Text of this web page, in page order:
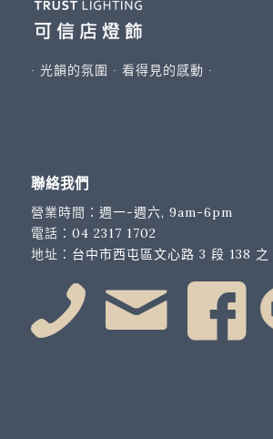
∙ 光韻的氛圍 ∙ 看得見的感動 ∙
聯絡我們
營業時間： 週一-週六, 9am-6pm
電話： 04 2317 1702
地址： 台中市西屯區文心路 3 段 138 之